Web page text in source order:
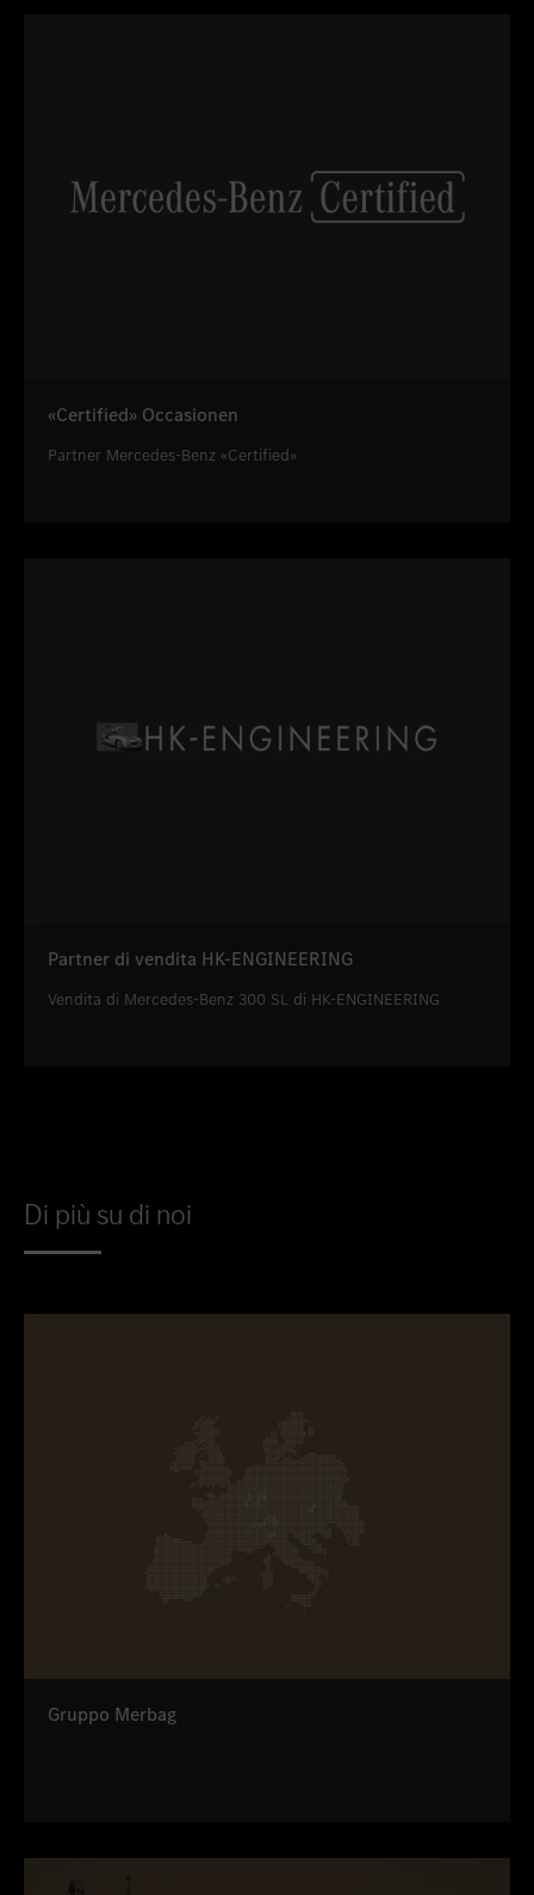
«Certified» Occasionen
Partner Mercedes-Benz «Certified»
Partner di vendita HK-ENGINEERING
Vendita di Mercedes-Benz 300 SL di HK-ENGINEERING
Di più su di noi
Gruppo Merbag